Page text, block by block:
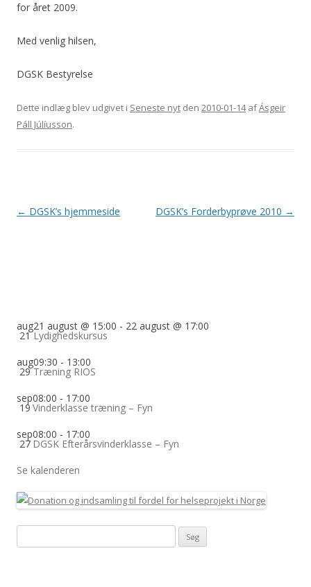
for året 2009.
Med venlig hilsen,
DGSK Bestyrelse
Dette indlæg blev udgivet i Seneste nyt den 2010-01-14afÁsgeir
Páll Júlíusson.
Indlægsnavigation
← DGSK’s hjemmeside DGSK’s Forderbyprøve 2010 →
aug
21
21 august @ 15:00 - 22 august @ 17:00
Lydighedskursus
aug
29
09:30 - 13:00
Træning RIOS
sep
19
08:00 - 17:00
Vinderklasse træning – Fyn
sep
27
08:00 - 17:00
DGSK Efterårsvinderklasse – Fyn
Se kalenderen
efter: